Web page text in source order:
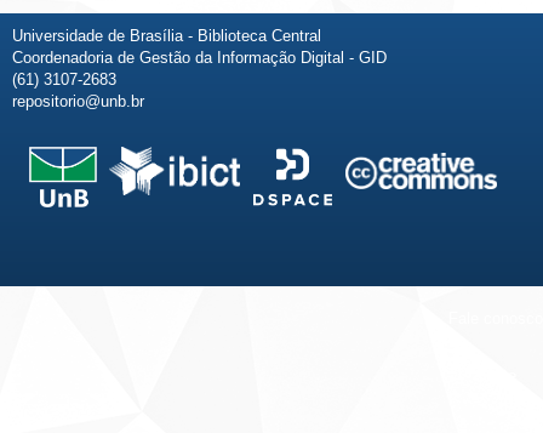
Universidade de Brasília - Biblioteca Central
Coordenadoria de Gestão da Informação Digital - GID
(61) 3107-2683
repositorio@unb.br